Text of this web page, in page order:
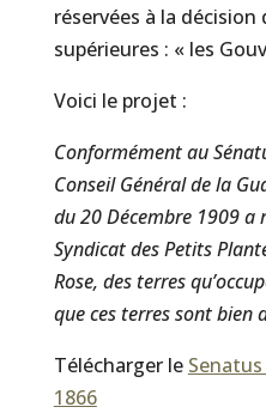
réservées à la
supérieures : « les
Voici le projet :
Conformément au
Conseil Général de la
du 20 Décembre 1909
Syndicat des Petits
Rose, des terres
que ces terres sont bien
Télécharger le
1866